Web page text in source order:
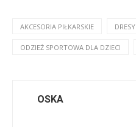
AKCESORIA PIŁKARSKIE
ODZIEŻ SPORTOWA DLA DZIECI
OSKA